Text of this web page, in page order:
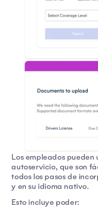
Los empleados pueden
autoservicio, que son
todos los pasos de
y en su idioma nativo.
Esto incluye poder: